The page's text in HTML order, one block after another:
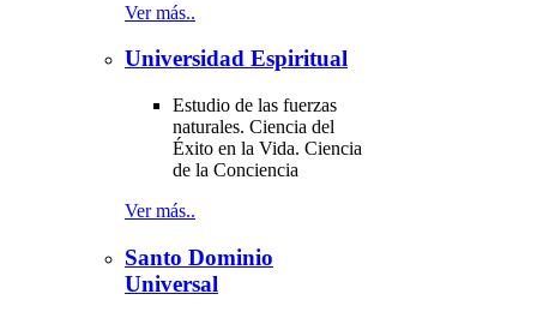
Ver más..
Universidad Espiritual
Estudio de las fuerzas
naturales. Ciencia del
Éxito en la Vida. Ciencia
de la Conciencia
Ver más..
Santo Dominio
Universal